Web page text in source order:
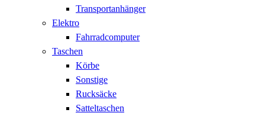
Transportanhänger
Elektro
Fahrradcomputer
Taschen
Körbe
Sonstige
Rucksäcke
Satteltaschen